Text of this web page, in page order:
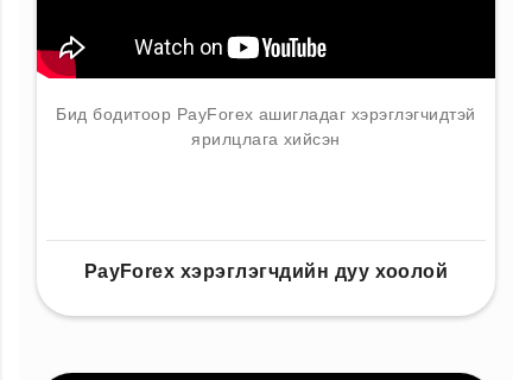
Бид бодитоор PayForex ашигладаг хэрэглэгчидтэй
ярилцлага хийсэн
PayForex хэрэглэгчдийн дуу хоолой